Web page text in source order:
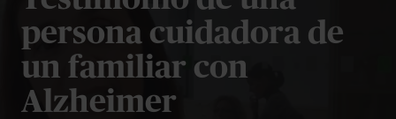
persona cuidadora de
un familiar con
Alzheimer